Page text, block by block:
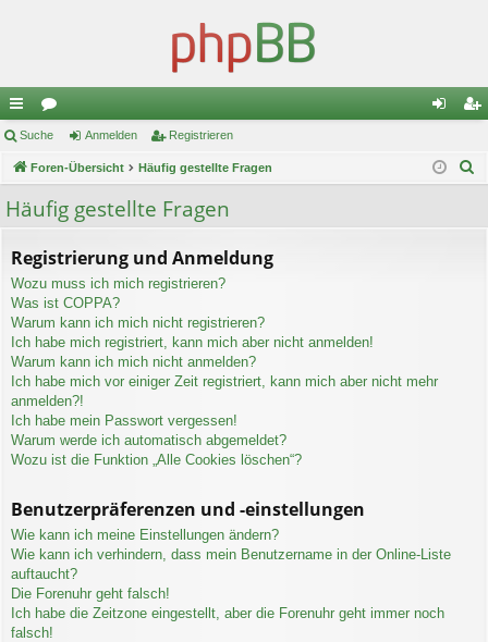
ch
ne
llz
riff
or
en m ist
Suche Anmelden Registrieren
Foren-Übersicht Häufig gestellte Fragen
Häufig gestellte Fragen
Registrierung und Anmeldung
Wozu muss ich mich registrieren?
Was ist COPPA?
Warum kann ich mich nicht registrieren?
Ich habe mich registriert, kann mich aber nicht anmelden!
Warum kann ich mich nicht anmelden?
Ich habe mich vor einiger Zeit registriert, kann mich aber nicht mehr
anmelden?!
Ich habe mein Passwort vergessen!
Warum werde ich automatisch abgemeldet?
Wozu ist die Funktion „Alle Cookies löschen“?
Benutzerpräferenzen und -einstellungen
Wie kann ich meine Einstellungen ändern?
Wie kann ich verhindern, dass mein Benutzername in der Online-Liste
auftaucht?
Die Forenuhr geht falsch!
Ich habe die Zeitzone eingestellt, aber die Forenuhr geht immer noch
falsch!